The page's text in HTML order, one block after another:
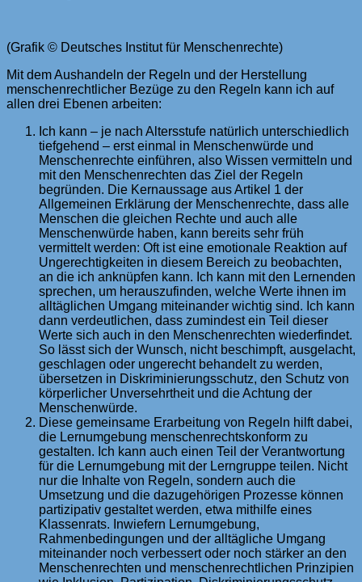
(Grafik © Deutsches Institut für Menschenrechte)
Mit dem Aushandeln der Regeln und der Herstellung
menschenrechtlicher Bezüge zu den Regeln kann ich auf
allen drei Ebenen arbeiten:
Ich kann – je nach Altersstufe natürlich unterschiedlich
tiefgehend – erst einmal in Menschenwürde und
Menschenrechte einführen, also Wissen vermitteln und
mit den Menschenrechten das Ziel der Regeln
begründen. Die Kernaussage aus Artikel 1 der
Allgemeinen Erklärung der Menschenrechte, dass alle
Menschen die gleichen Rechte und auch alle
Menschenwürde haben, kann bereits sehr früh
vermittelt werden: Oft ist eine emotionale Reaktion auf
Ungerechtigkeiten in diesem Bereich zu beobachten,
an die ich anknüpfen kann. Ich kann mit den Lernenden
sprechen, um herauszufinden, welche Werte ihnen im
alltäglichen Umgang miteinander wichtig sind. Ich kann
dann verdeutlichen, dass zumindest ein Teil dieser
Werte sich auch in den Menschenrechten wiederfindet.
So lässt sich der Wunsch, nicht beschimpft, ausgelacht,
geschlagen oder ungerecht behandelt zu werden,
übersetzen in Diskriminierungsschutz, den Schutz von
körperlicher Unversehrtheit und die Achtung der
Menschenwürde.
Diese gemeinsame Erarbeitung von Regeln hilft dabei,
die Lernumgebung menschenrechtskonform zu
gestalten. Ich kann auch einen Teil der Verantwortung
für die Lernumgebung mit der Lerngruppe teilen. Nicht
nur die Inhalte von Regeln, sondern auch die
Umsetzung und die dazugehörigen Prozesse können
partizipativ gestaltet werden, etwa mithilfe eines
Klassenrats. Inwiefern Lernumgebung,
Rahmenbedingungen und der alltägliche Umgang
miteinander noch verbessert oder noch stärker an den
Menschenrechten und menschenrechtlichen Prinzipien